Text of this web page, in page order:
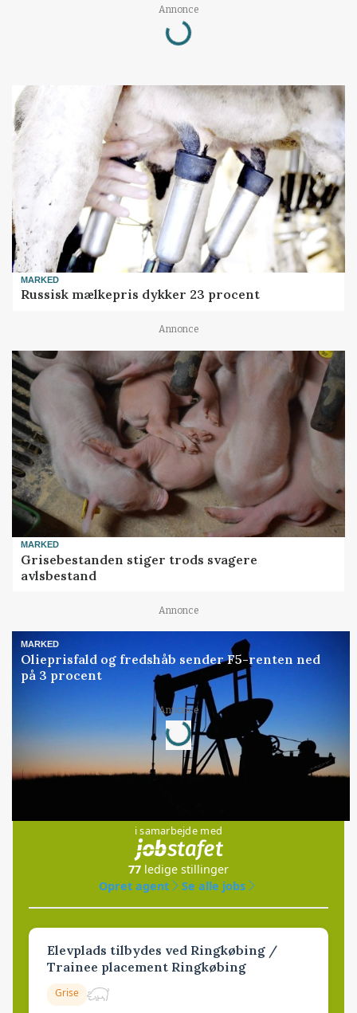
Annonce
Loading...
MARKED
Russisk mælkepris dykker 23 procent
Annonce
MARKED
Grisebestanden stiger trods svagere
avlsbestand
Annonce
MARKED
Olieprisfald og fredshåb sender F5-renten ned
på 3 procent
Annonce
Loading...
i samarbejde med
77 ledige stillinger
Opret agent
Se alle jobs
Elevplads tilbydes ved Ringkøbing /
Trainee placement Ringkøbing
Grise